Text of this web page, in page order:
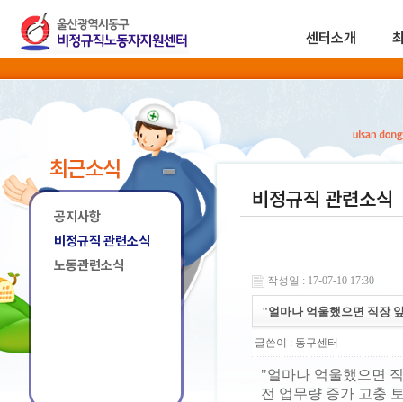
센터소개
최근소식
공지사항
비정규직 관련소식
노동관련소식
비정규직 관련소식
작성일 : 17-07-10 17:30
"얼마나 억울했으면 직장
글쓴이 : 동구센터
"얼마나 억울했으면
전 업무량 증가 고충